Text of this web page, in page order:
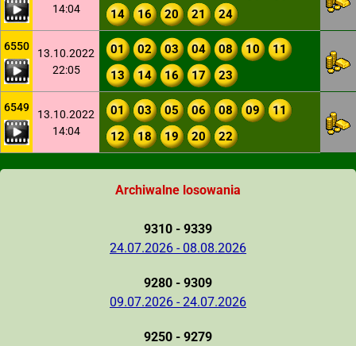
14:04
14
16 20 21 24
6550
13.10.2022
22:05
01 02 03 04 08 10
11
13
14 16 17 23
6549
13.10.2022
14:04
01 03 05 06 08 09
11
12
18 19 20 22
Archiwalne losowania
9310 - 9339
24.07.2026 - 08.08.2026
9280 - 9309
09.07.2026 - 24.07.2026
9250 - 9279